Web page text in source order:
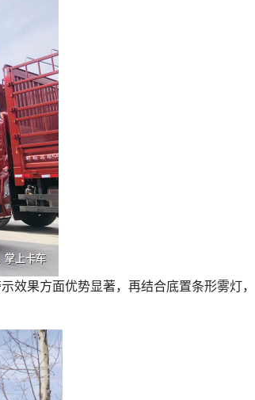
效果方面优势显著，再结合底置条形雾灯